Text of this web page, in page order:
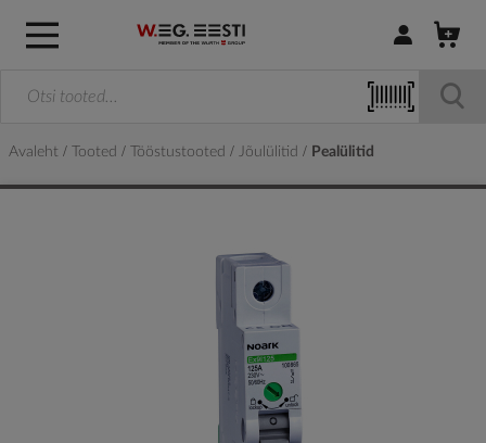
Logi sisse /
Avaleht Tooted Tööstustooted Jõulülitid Pealülitid